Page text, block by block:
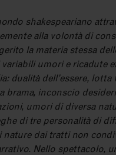
shakespeariano
alla volontà di
la materia stessa
umori e ricadute
dualità dell’essere,
brama, inconscio
umori di diversa
di tre personalità di
dai tratti non
Nello spettacolo,